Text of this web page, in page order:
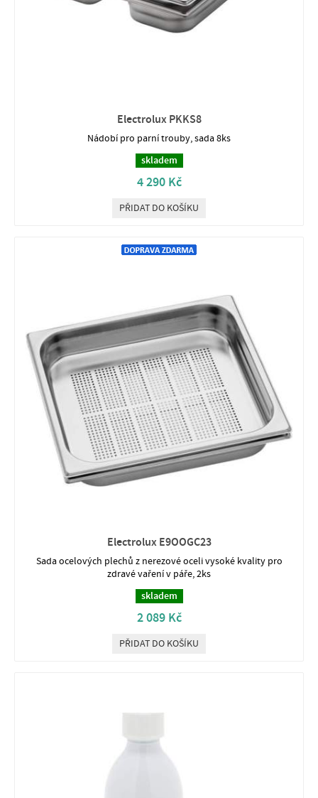
Electrolux PKKS8
Nádobí pro parní trouby, sada 8ks
skladem
4 290 Kč
PŘIDAT DO KOŠÍKU
Electrolux E9OOGC23
Sada ocelových plechů z nerezové oceli vysoké kvality pro
zdravé vaření v páře, 2ks
skladem
2 089 Kč
PŘIDAT DO KOŠÍKU